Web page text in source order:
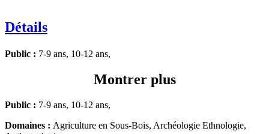
Détails
Public : 7-9 ans, 10-12 ans,
Montrer plus
Public : 7-9 ans, 10-12 ans,
Domaines : Agriculture en Sous-Bois, Archéologie Ethnologie,